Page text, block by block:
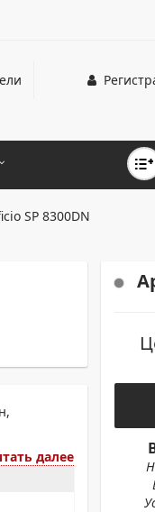
ПРИНТЕРЫ
ШИРОКОФОРМАТНЫХ
SP 8300DN
далее